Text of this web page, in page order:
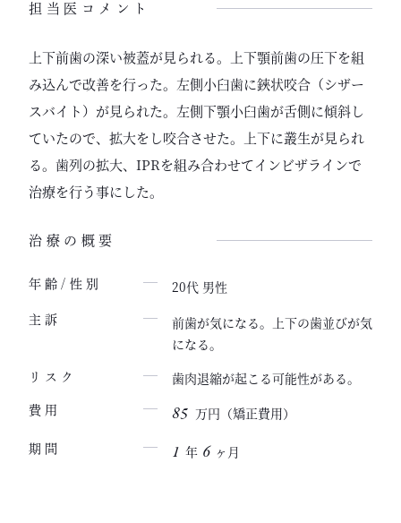
担当医コメント
上下前歯の深い被蓋が見られる。上下顎前歯の圧下を組
み込んで改善を行った。左側小臼歯に鋏状咬合（シザー
スバイト）が見られた。左側下顎小臼歯が舌側に傾斜し
ていたので、拡大をし咬合させた。上下に叢生が見られ
る。歯列の拡大、IPRを組み合わせてインビザラインで
治療を行う事にした。
治療の概要
年齢/性別 20代 男性
主訴
前歯が気になる。上下の歯並びが気
になる。
リスク 歯肉退縮が起こる可能性がある。
費用 85 万円（矯正費用）
期間 1 年 6 ヶ月